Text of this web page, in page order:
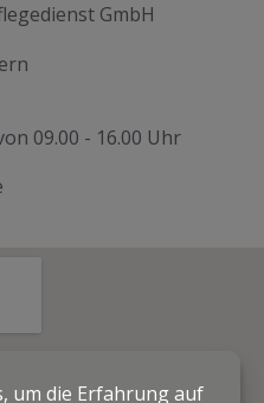
GmbH
09.00 - 16.00 Uhr